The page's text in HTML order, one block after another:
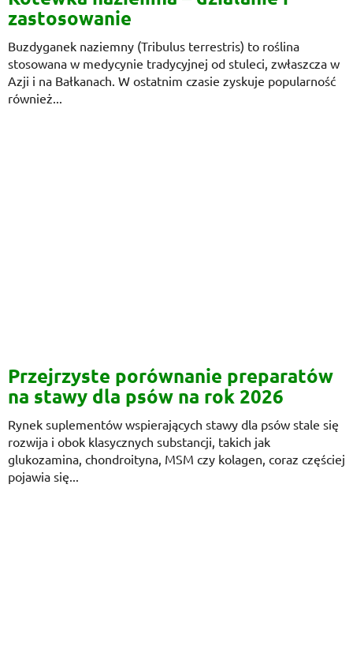
zastosowanie
Buzdyganek naziemny (Tribulus terrestris) to roślina
stosowana w medycynie tradycyjnej od stuleci, zwłaszcza w
Azji i na Bałkanach. W ostatnim czasie zyskuje popularność
również...
Przejrzyste porównanie preparatów
na stawy dla psów na rok 2026
Rynek suplementów wspierających stawy dla psów stale się
rozwija i obok klasycznych substancji, takich jak
glukozamina, chondroityna, MSM czy kolagen, coraz częściej
pojawia się...